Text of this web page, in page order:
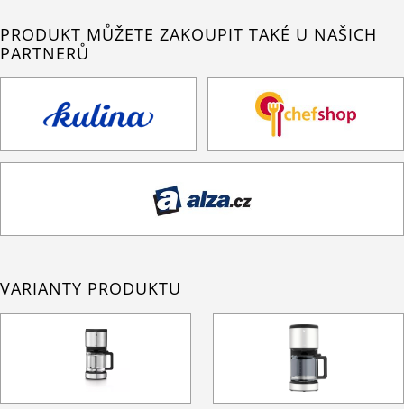
PRODUKT MŮŽETE ZAKOUPIT TAKÉ U NAŠICH
PARTNERŮ
VARIANTY PRODUKTU